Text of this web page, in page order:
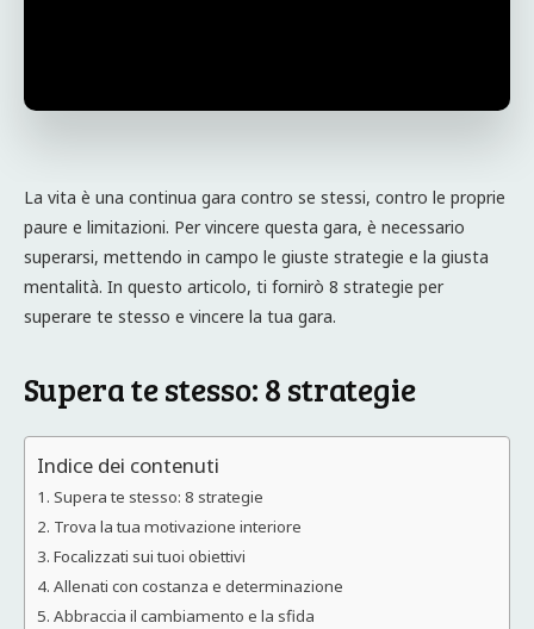
La vita è una continua gara contro se stessi, contro le proprie
paure e limitazioni. Per vincere questa gara, è necessario
superarsi, mettendo in campo le giuste strategie e la giusta
mentalità. In questo articolo, ti fornirò 8 strategie per
superare te stesso e vincere la tua gara.
Supera te stesso: 8 strategie
Indice dei contenuti
Supera te stesso: 8 strategie
Trova la tua motivazione interiore
Focalizzati sui tuoi obiettivi
Allenati con costanza e determinazione
Abbraccia il cambiamento e la sfida